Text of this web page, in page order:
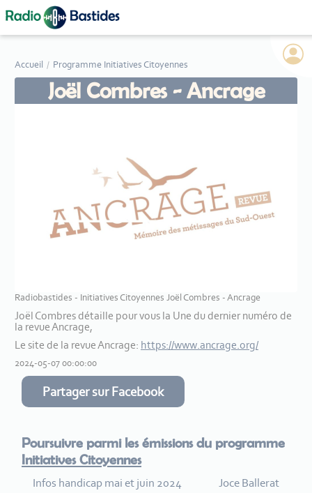
Accueil Programme Initiatives Citoyennes
Joël Combres - Ancrage
Radiobastides - Initiatives Citoyennes Joël Combres - Ancrage
Joël Combres détaille pour vous la Une du dernier numéro de
la revue Ancrage,
Le site de la revue Ancrage: https://www.ancrage.org/
2024-05-07 00:00:00
Partager sur Facebook
Poursuivre parmi les émissions du programme
Initiatives Citoyennes
Infos handicap mai et juin 2024 Joce Ballerat
Panneau de gestion des cookies